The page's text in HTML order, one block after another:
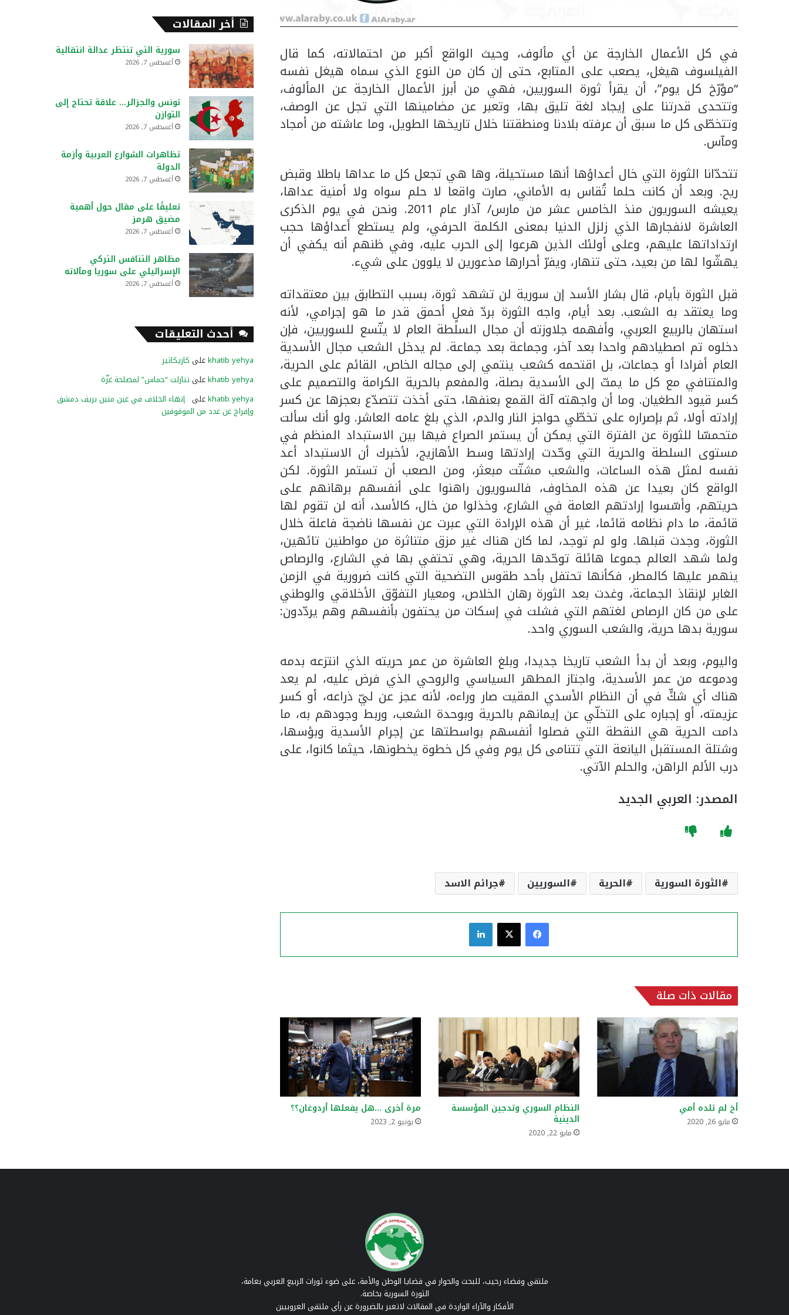
في كل الأعمال الخارجة عن أي مألوف، وحيث الواقع أكبر من احتمالاته، كما قال
الفيلسوف هيغل، يصعب على المتابع، حتى إن كان من النوع الذي سماه هيغل نفسه
“مؤرّخ كل يوم”، أن يقرأ ثورة السوريين، فهي من أبرز الأعمال الخارجة عن المألوف،
وتتحدى قدرتنا على إيجاد لغة تليق بها، وتعبر عن مضامينها التي تجل عن الوصف،
وتتخطّى كل ما سبق أن عرفته بلادنا ومنطقتنا خلال تاريخها الطويل، وما عاشته من أمجاد
ومآس.
تتحدّانا الثورة التي خال أعداؤها أنها مستحيلة، وها هي تجعل كل ما عداها باطلا وقبض
ريح. وبعد أن كانت حلما تُقاس به الأماني، صارت واقعا لا حلم سواه ولا أمنية عداها،
يعيشه السوريون منذ الخامس عشر من مارس/ آذار عام 2011. ونحن في يوم الذكرى
العاشرة لانفجارها الذي زلزل الدنيا بمعنى الكلمة الحرفي، ولم يستطع أعداؤها حجب
ارتداداتها عليهم، وعلى أولئك الذين هرعوا إلى الحرب عليه، وفي ظنهم أنه يكفي أن
يهشّوا لها من بعيد، حتى تنهار، ويفرّ أحرارها مذعورين لا يلوون على شيء.
قبل الثورة بأيام، قال بشار الأسد إن سورية لن تشهد ثورة، بسبب التطابق بين معتقداته
وما يعتقد به الشعب. بعد أيام، واجه الثورة بردّ فعلٍ أحمق قدر ما هو إجرامي، لأنه
استهان بالربيع العربي، وأفهمه جلاوزته أن مجال السلطة العام لا يتّسع للسوريين، فإن
دخلوه تم اصطيادهم واحدا بعد آخر، وجماعة بعد جماعة. لم يدخل الشعب مجال الأسدية
العام أفرادا أو جماعات، بل اقتحمه كشعب ينتمي إلى مجاله الخاص، القائم على الحرية،
والمتنافي مع كل ما يمتّ إلى الأسدية بصلة، والمفعم بالحرية الكرامة والتصميم على
كسر قيود الطغيان. وما أن واجهته آلة القمع بعنفها، حتى أخذت تتصدّع بعجزها عن كسر
إرادته أولا، ثم بإصراره على تخطّي حواجز النار والدم، الذي بلغ عامه العاشر. ولو أنك سألت
متحمسّا للثورة عن الفترة التي يمكن أن يستمر الصراع فيها بين الاستبداد المنظم في
مستوى السلطة والحرية التي وحّدت إرادتها وسط الأهازيج، لأخبرك أن الاستبداد أعد
نفسه لمثل هذه الساعات، والشعب مشتّت مبعثر، ومن الصعب أن تستمر الثورة. لكن
الواقع كان بعيدا عن هذه المخاوف، فالسوريون راهنوا على أنفسهم برهانهم على
حريتهم، وأسّسوا إرادتهم العامة في الشارع، وخذلوا من خال، كالأسد، أنه لن تقوم لها
قائمة، ما دام نظامه قائما، غير أن هذه الإرادة التي عبرت عن نفسها ناضجة فاعلة خلال
الثورة، وجدت قبلها. ولو لم توجد، لما كان هناك غير مزق متناثرة من مواطنين تائهين،
ولما شهد العالم جموعا هائلة توحّدها الحرية، وهي تحتفي بها في الشارع، والرصاص
ينهمر عليها كالمطر، فكأنها تحتفل بأحد طقوس التضحية التي كانت ضرورية في الزمن
الغابر لإنقاذ الجماعة، وغدت بعد الثورة رهان الخلاص، ومعيار التفوّق الأخلاقي والوطني
على من كان الرصاص لغتهم التي فشلت في إسكات من يحتفون بأنفسهم وهم يردّدون:
سورية بدها حرية، والشعب السوري واحد.
واليوم، وبعد أن بدأ الشعب تاريخا جديدا، وبلغ العاشرة من عمر حريته الذي انتزعه بدمه
ودموعه من عمر الأسدية، واجتاز المطهر السياسي والروحي الذي فرض عليه، لم يعد
هناك أي شكٍّ في أن النظام الأسدي المقيت صار وراءه، لأنه عجز عن ليّ ذراعه، أو كسر
عزيمته، أو إجباره على التخلّي عن إيمانهم بالحرية وبوحدة الشعب، وربط وجودهم به، ما
دامت الحرية هي النقطة التي فصلوا أنفسهم بواسطتها عن إجرام الأسدية وبؤسها،
وشتلة المستقبل اليانعة التي تتنامى كل يوم وفي كل خطوة يخطونها، حيثما كانوا، على
درب الألم الراهن، والحلم الآتي.
المصدر: العربي الجديد
الثورة السورية الحرية السوريين جرائم الاسد
فيسبوك
مقالات ذات صلة
أخ لم تلده أمي
مايو 26, 2020
النظام السوري وتدجين المؤسسة
الدينية
مايو 22, 2020
مرة أخرى …هل يفعلها أردوغان؟؟
يونيو 2, 2023
أخر المقالات
سورية التي تنتظر عدالة انتقالية
أغسطس 7, 2026
تونس والجزائر… علاقة تحتاج إلى
التوازن
أغسطس 7, 2026
تظاهرات الشوارع العربية وأزمة
الدولة
أغسطس 7, 2026
تعليقًا على مقال حول أهمية
مضيق هرمز
أغسطس 7, 2026
مظاهر التنافس التركي
الإسرائيلي على سوريا ومآلاته
أغسطس 7, 2026
أحدث التعليقات
khatib yehyaعلى كاريكاتير
khatib yehyaعلى تنازلت “حماس” لمصلحة غزّة
khatib yehyaعلى إنهاء الخلاف في عين منين بريف دمشق
وإفراج عن عدد من الموقوفين
ملتقى وفضاء رحيب، للبحث والحوار في قضايا الوطن والأمة، على ضوء ثورات الربيع العربي بعامة،
الثورة السورية بخاصة.
الأفكار والآراء الواردة في المقالات لاتعبر بالضرورة عن رأي ملتقى العروبيين